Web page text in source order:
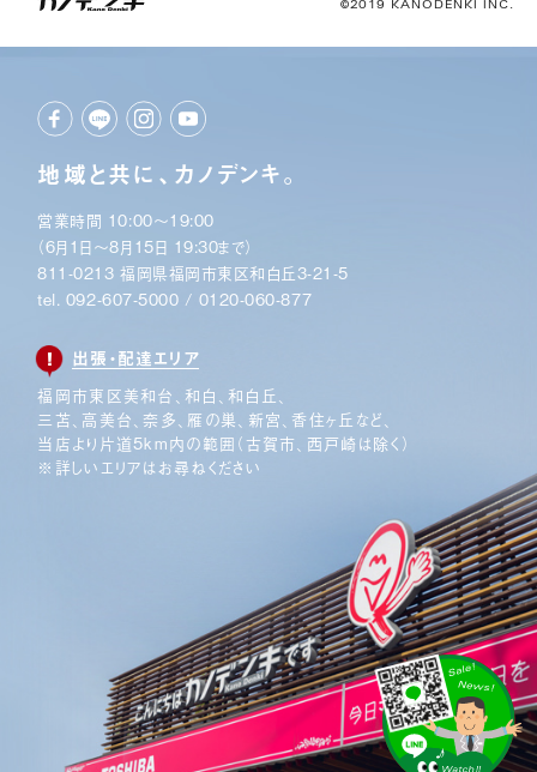
©2019 KANODENKI INC.
地域と共に、カノデンキ。
営業時間 10:00〜19:00
（6月1日〜8月15日 19:30まで）
811-0213 福岡県福岡市東区和白丘3-21-5
tel. 092-607-5000 / 0120-060-877
出張・配達エリア
福岡市東区美和台、和白、和白丘、
三苫、高美台、奈多、 雁の巣、新宮、香住ヶ丘など、
当店より片道5km内の範囲 （古賀市、西戸崎は除く）
※詳しいエリアはお尋ねください